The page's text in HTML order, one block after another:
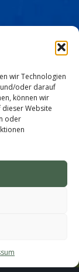
wir Technologien
oder darauf
können wir
Website
oder